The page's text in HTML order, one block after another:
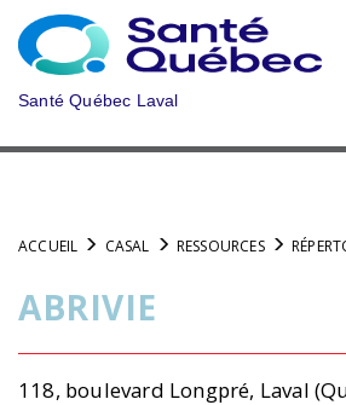
Aller
au
menu
principal
Santé Québec Laval
ACCUEIL CASAL RESSOURCES
ABRIVIE
118, boulevard Longpré, Laval